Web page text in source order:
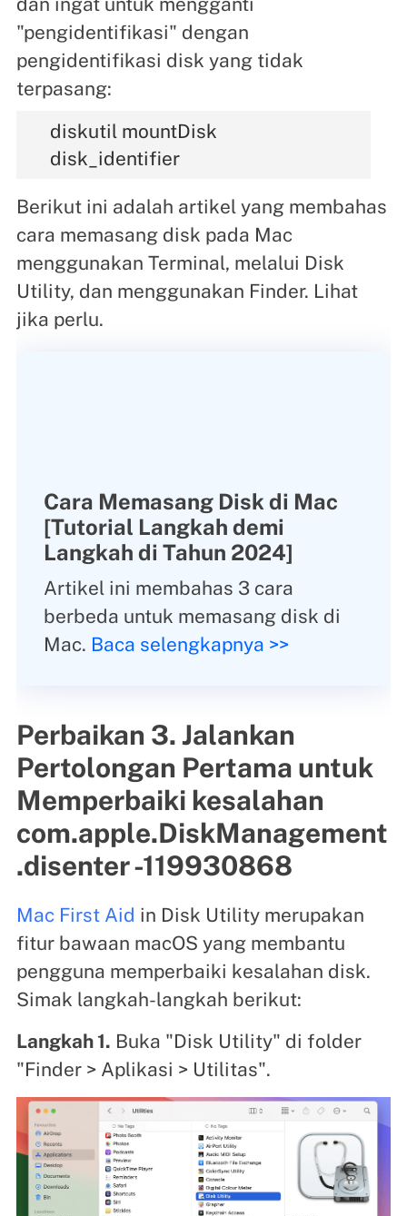
"pengidentifikasi" dengan
pengidentifikasi disk yang tidak
terpasang:
diskutil mountDisk
disk_identifier
Berikut ini adalah artikel yang membahas
cara memasang disk pada Mac
menggunakan Terminal, melalui Disk
Utility, dan menggunakan Finder. Lihat
jika perlu.
Cara Memasang Disk di Mac
[Tutorial Langkah demi
Langkah di Tahun 2024]
Artikel ini membahas 3 cara
berbeda untuk memasang disk di
Mac. Baca selengkapnya >>
Perbaikan 3. Jalankan
Pertolongan Pertama untuk
Memperbaiki kesalahan
com.apple.DiskManagement
.disenter -119930868
Mac First Aid in Disk Utility merupakan
fitur bawaan macOS yang membantu
pengguna memperbaiki kesalahan disk.
Simak langkah-langkah berikut:
Langkah 1. Buka "Disk Utility" di folder
"Finder > Aplikasi > Utilitas".